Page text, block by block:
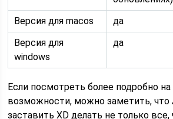
Версия для macos
да
Версия для
windows
да
Если посмотреть более подробно
возможности, можно заметить, что
заставить XD делать не только все,